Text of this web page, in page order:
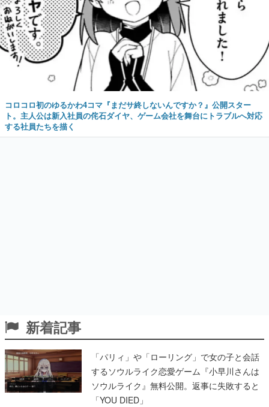
コロコロ初のゆるかわ4コマ『まだサ終しないんですか？』公開スター
ト。主人公は新入社員の侘石ダイヤ、ゲーム会社を舞台にトラブルへ対応
する社員たちを描く
新着記事
「パリィ」や「ローリング」で女の子と会話
するソウルライク恋愛ゲーム『小早川さんは
ソウルライク』無料公開。返事に失敗すると
「YOU DIED」